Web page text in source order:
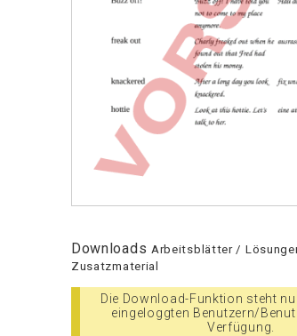
Downloads Arbeitsblätter /
Zusatzmaterial
Die Download-Funktion steht
eingeloggten Benutzern/
Verfügung.